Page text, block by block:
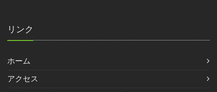
リンク
ホーム
アクセス